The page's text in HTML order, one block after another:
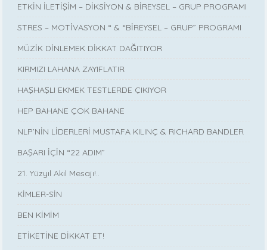
ETKİN İLETİŞİM – DİKSİYON & BİREYSEL – GRUP PROGRAMI
STRES – MOTİVASYON “ & “BİREYSEL – GRUP” PROGRAMI
MÜZİK DİNLEMEK DİKKAT DAĞITIYOR
KIRMIZI LAHANA ZAYIFLATIR
HAŞHAŞLI EKMEK TESTLERDE ÇIKIYOR
HEP BAHANE ÇOK BAHANE
NLP’NİN LİDERLERİ MUSTAFA KILINÇ & RICHARD BANDLER
BAŞARI İÇİN “22 ADIM”
21. Yüzyıl Akıl Mesajı!..
KİMLER-SİN
BEN KİMİM
ETİKETİNE DİKKAT ET!